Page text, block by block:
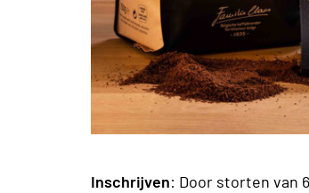
Inschrijven: Door storten van